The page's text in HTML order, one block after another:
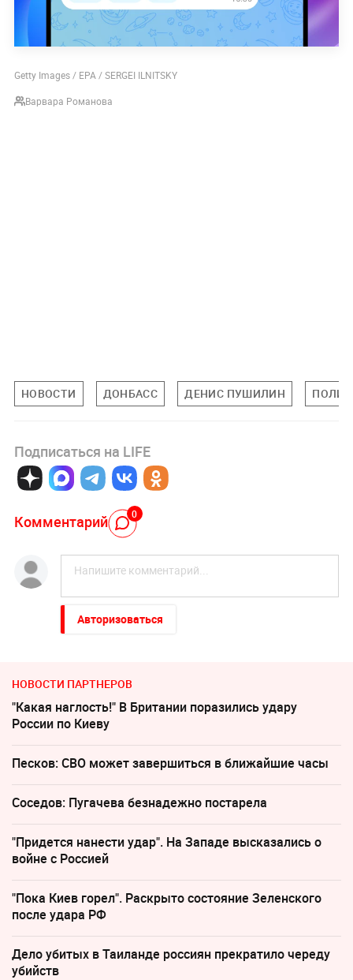
Getty Images / EPA / SERGEI ILNITSKY
Варвара Романова
НОВОСТИ ДОНБАСС ДЕНИС ПУШИЛИН
Подписаться на LIFE
Комментарий 0
Авторизоваться
НОВОСТИ ПАРТНЕРОВ
"Какая наглость!" В Британии поразились удару
России по Киеву
Песков: СВО может завершиться в ближайшие часы
Соседов: Пугачева безнадежно постарела
"Придется нанести удар". На Западе высказались о
войне с Россией
"Пока Киев горел". Раскрыто состояние Зеленского
после удара РФ
Дело убитых в Таиланде россиян прекратило череду
убийств